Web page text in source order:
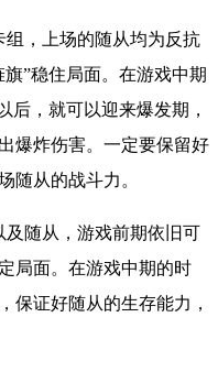
，上场的随从均为反抗
”稳住局面。在游戏中期
后，就可以迎来爆发期，
爆炸伤害。一定要保留好
随从的战斗力。
随从，游戏前期依旧可
局面。在游戏中期的时
保证好随从的生存能力，